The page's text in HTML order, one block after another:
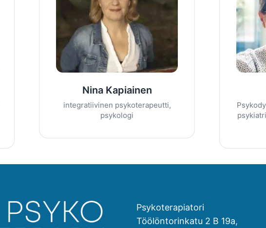
Nina Kapiainen
integratiivinen psykoterapeutti,
psykologi
Psykoterapiatori
Töölöntorinkatu 2 B 19a,